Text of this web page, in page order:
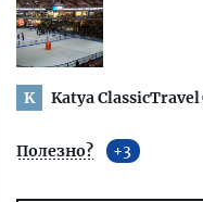
K Katya ClassicTravel
Полезно? 3